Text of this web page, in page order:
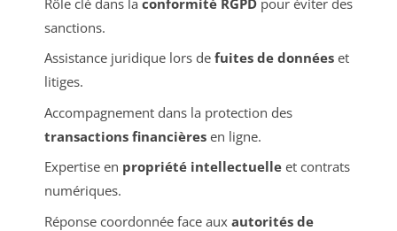
sanctions.
Assistance juridique lors de fuites de donnéeset
litiges.
Accompagnement dans la protection des
transactions financièresen ligne.
Expertise en propriété intellectuelleet contrats
numériques.
Réponse coordonnée face aux autorités de